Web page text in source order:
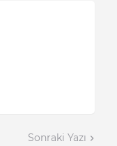
Sonraki Yazı